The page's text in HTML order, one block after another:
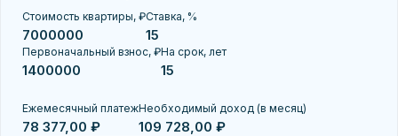
Стоимость квартиры, ₽Ставка, %
Первоначальный взнос, ₽На срок, лет
Ежемесячный платеж
78 377,00 ₽
Необходимый доход (в месяц)
109 728,00 ₽